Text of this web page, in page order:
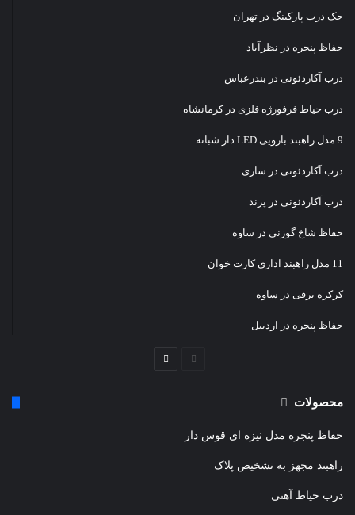
جک درب پارکینگ در تهران
حفاظ پنجره در نظرآباد
درب آکاردئونی در بندرعباس
درب حیاط فرفورژه فلزی در کرمانشاه
9 مدل راهبند بازویی LED دار شبانه
درب آکاردئونی در ساری
درب آکاردئونی در پرند
حفاظ شاخ گوزنی در ساوه
11 مدل راهبند اداری کارت خوان
کرکره برقی در ساوه
حفاظ پنجره در اردبیل
صفحه
محصولات
حفاظ پنجره مدل نیزه ای قوس دار
راهبند مجهز به تشخیص پلاک
درب حیاط آهنی